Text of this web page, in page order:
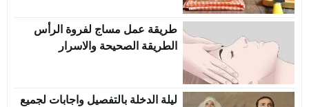
طريقة عمل مساج لفروة الرأس
الطريقة الصحيحة والاسرار
ليلة الدخلة بالتفصيل واجابات لجميع